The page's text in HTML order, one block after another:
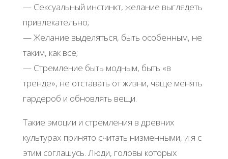
— Сексуальный инстинкт, желание выглядеть
привлекательно;
— Желание выделяться, быть особенным, не
таким, как все;
— Стремление быть модным, быть «в
тренде», не отставать от жизни, чаще менять
гардероб и обновлять вещи.
Такие эмоции и стремления в древних
культурах принято считать низменными, и я с
этим соглашусь. Люди, головы которых